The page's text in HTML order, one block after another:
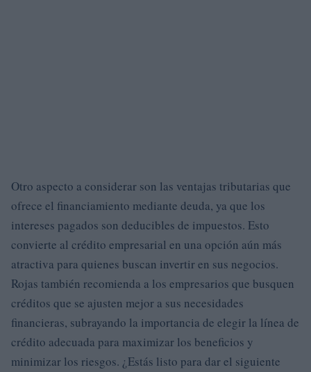
Otro aspecto a considerar son las ventajas tributarias que
ofrece el financiamiento mediante deuda, ya que los
intereses pagados son deducibles de impuestos. Esto
convierte al crédito empresarial en una opción aún más
atractiva para quienes buscan invertir en sus negocios.
Rojas también recomienda a los empresarios que busquen
créditos que se ajusten mejor a sus necesidades
financieras, subrayando la importancia de elegir la línea de
crédito adecuada para maximizar los beneficios y
minimizar los riesgos. ¿Estás listo para dar el siguiente